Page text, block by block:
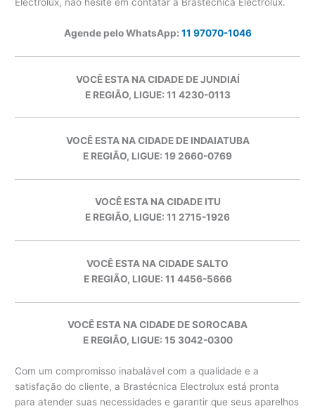
Electrolux, não hesite em contatar a Brastécnica Electrolux.
Agende pelo WhatsApp: 11 97070-1046
VOCÊ ESTA NA CIDADE DE JUNDIAÍ
E REGIÃO, LIGUE: 11 4230-0113
VOCÊ ESTA NA CIDADE DE INDAIATUBA
E REGIÃO, LIGUE: 19 2660-0769
VOCÊ ESTA NA CIDADE ITU
E REGIÃO, LIGUE: 11 2715-1926
VOCÊ ESTA NA CIDADE SALTO
E REGIÃO, LIGUE: 11 4456-5666
VOCÊ ESTA NA CIDADE DE SOROCABA
E REGIÃO, LIGUE: 15 3042-0300
Com um compromisso inabalável com a qualidade e a
satisfação do cliente, a Brastécnica Electrolux está pronta
para atender suas necessidades e garantir que seus aparelhos